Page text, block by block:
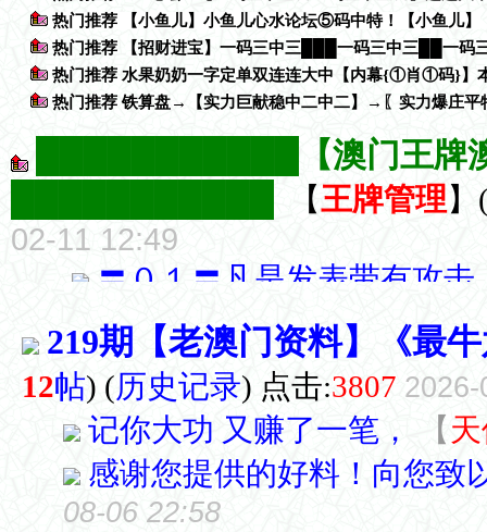
219期【老澳门资料】《最
12帖) (历史记录) 点击:3807
记你大功 又赚了一笔， 【
感谢您提供的好料！向您致
08-06 22:58